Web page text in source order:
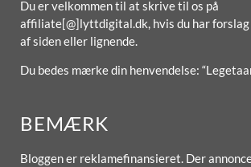
Du er velkommen til at skrive til os på
affiliate[@]lyttdigital.dk, hvis du har
af siden eller lignende.
Du bedes mærke din henvendelse:
BEMÆRK
Bloggen er reklamefinansieret. Der